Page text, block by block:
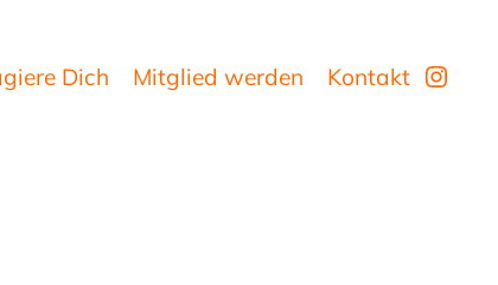
Dich Mitglied werden Kontakt